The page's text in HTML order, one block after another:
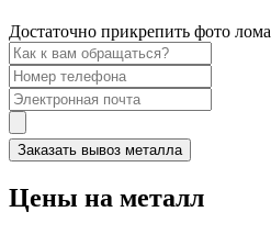
Достаточно прикрепить фото лома
Заказать вывоз металла
Цены на металл